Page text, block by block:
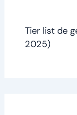
Tier list de
2025)